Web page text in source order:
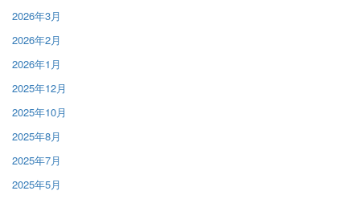
2026年3月
2026年2月
2026年1月
2025年12月
2025年10月
2025年8月
2025年7月
2025年5月